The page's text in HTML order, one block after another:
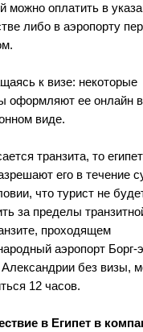
можно оплатить в
либо в аэропорту
к визе: некоторые
оформляют ее онлайн в
виде.
транзита, то
его в течение
что турист не
за пределы
проходящем
аэропорт Борг-
без визы,
12 часов.
в Египет в